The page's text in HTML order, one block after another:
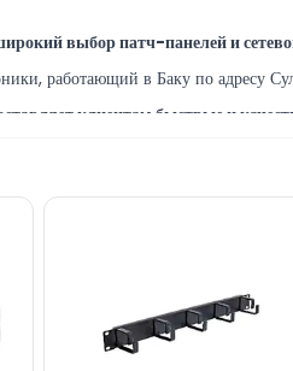
выбор патч-панелей и
работающий в Баку по адресу
клиентам быстрые и
вы можете приобрести в Баку
оборудованию, вы можете
помочь вам ежедневно с 10:00 до
моделью Linkbasic 48-port CAT6